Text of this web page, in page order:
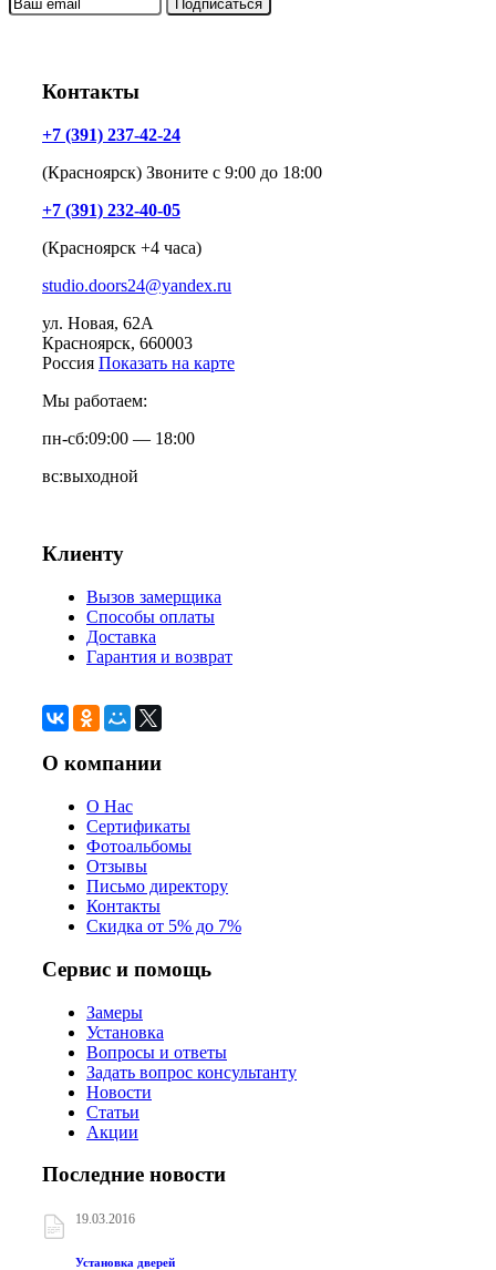
Контакты
+7 (391) 237-42-24
(Красноярск) Звоните с 9:00 до 18:00
+7 (391) 232-40-05
(Красноярск +4 часа)
studio.doors24@yandex.ru
ул. Новая, 62А
Красноярск, 660003
Россия Показать на карте
Мы работаем:
пн-сб:09:00 — 18:00
вс:выходной
Клиенту
Вызов замерщика
Способы оплаты
Доставка
Гарантия и возврат
О компании
О Нас
Сертификаты
Фотоальбомы
Отзывы
Письмо директору
Контакты
Скидка от 5% до 7%
Сервис и помощь
Замеры
Установка
Вопросы и ответы
Задать вопрос консультанту
Новости
Статьи
Акции
Последние новости
19.03.2016
Установка дверей